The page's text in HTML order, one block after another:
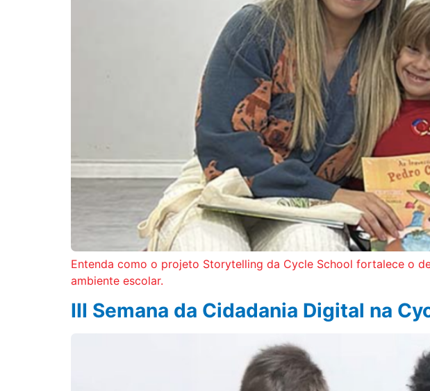
Entenda como o projeto Storytelling da Cycle School fortalece o
ambiente escolar.
III Semana da Cidadania Digital na